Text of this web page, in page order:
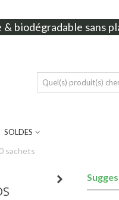
biodégradable sans
SOLDES
sachets